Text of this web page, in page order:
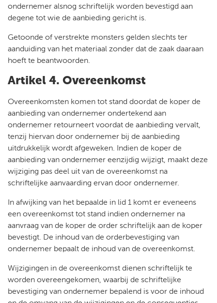
ondernemer alsnog schriftelijk worden bevestigd aan
degene tot wie de aanbieding gericht is.
Getoonde of verstrekte monsters gelden slechts ter
aanduiding van het materiaal zonder dat de zaak daaraan
hoeft te beantwoorden.
Artikel 4. Overeenkomst
Overeenkomsten komen tot stand doordat de koper de
aanbieding van ondernemer ondertekend aan
ondernemer retourneert voordat de aanbieding vervalt,
tenzij hiervan door ondernemer bij de aanbieding
uitdrukkelijk wordt afgeweken. Indien de koper de
aanbieding van ondernemer eenzijdig wijzigt, maakt deze
wijziging pas deel uit van de overeenkomst na
schriftelijke aanvaarding ervan door ondernemer.
In afwijking van het bepaalde in lid 1 komt er eveneens
een overeenkomst tot stand indien ondernemer na
aanvraag van de koper de order schriftelijk aan de koper
bevestigt. De inhoud van de orderbevestiging van
ondernemer bepaalt de inhoud van de overeenkomst.
Wijzigingen in de overeenkomst dienen schriftelijk te
worden overeengekomen, waarbij de schriftelijke
bevestiging van ondernemer bepalend is voor de inhoud